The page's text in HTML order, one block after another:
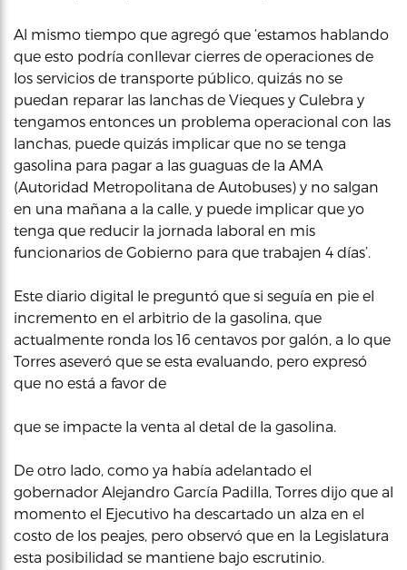
Al mismo tiempo que agregó que ‘estamos hablando
que esto podría conllevar cierres de operaciones de
los servicios de transporte público, quizás no se
puedan reparar las lanchas de Vieques y Culebra y
tengamos entonces un problema operacional con las
lanchas, puede quizás implicar que no se tenga
gasolina para pagar a las guaguas de la AMA
(Autoridad Metropolitana de Autobuses) y no salgan
en una mañana a la calle, y puede implicar que yo
tenga que reducir la jornada laboral en mis
funcionarios de Gobierno para que trabajen 4 días’.
Este diario digital le preguntó que si seguía en pie el
incremento en el arbitrio de la gasolina, que
actualmente ronda los 16 centavos por galón, a lo que
Torres aseveró que se esta evaluando, pero expresó
que no está a favor de
que se impacte la venta al detal de la gasolina.
De otro lado, como ya había adelantado el
gobernador Alejandro García Padilla, Torres dijo que al
momento el Ejecutivo ha descartado un alza en el
costo de los peajes, pero observó que en la Legislatura
esta posibilidad se mantiene bajo escrutinio.